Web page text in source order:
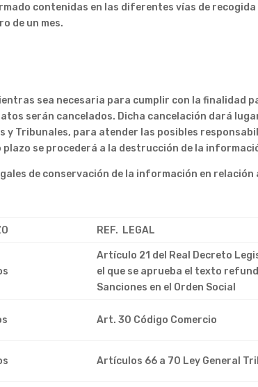
contenidas en las diferentes vías de
de un mes.
sea necesaria para cumplir con la finalidad
serán cancelados. Dicha cancelación dará
y Tribunales, para atender las posibles
se procederá a la destrucción de la
de conservación de la información en
REF. LEGAL
Artículo 21 del Real Decreto
el que se aprueba el texto
Sanciones en el Orden Social
Art. 30 Código Comercio
Artículos 66 a 70 Ley General